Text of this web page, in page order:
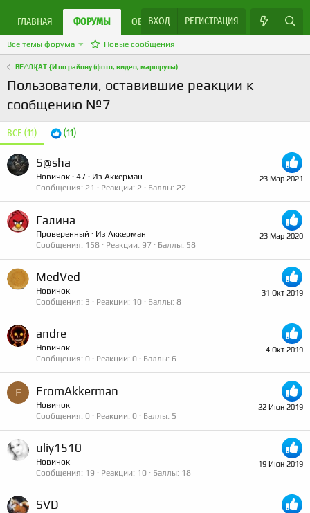
ГЛАВНАЯ ФОРУМЫ ОБЪЯВЛЕНИЯ ЯРМАРКА МАСТЕРОВ
ВХОД РЕГИСТРАЦИЯ
Все темы форума Новые сообщения
ВЕ/\0|{АТ|{И по району (фото, видео, маршруты)
Пользователи, оставившие реакции к
сообщению №7
ВСЕ (11) (11)
23 Мар 2021
S@sha
Новичок · 47 · Из Аккерман
Сообщения 21 Реакции 2 Баллы 22
23 Мар 2020
Галина
Проверенный · Из Аккерман
Сообщения 158 Реакции 97 Баллы 58
31 Окт 2019
MedVed
Новичок
Сообщения 3 Реакции 10 Баллы 8
4 Окт 2019
andre
Новичок
Сообщения 0 Реакции 0 Баллы 6
F
22 Июн 2019
FromAkkerman
Новичок
Сообщения 0 Реакции 0 Баллы 5
19 Июн 2019
uliy1510
Новичок
Сообщения 19 Реакции 10 Баллы 18
SVD